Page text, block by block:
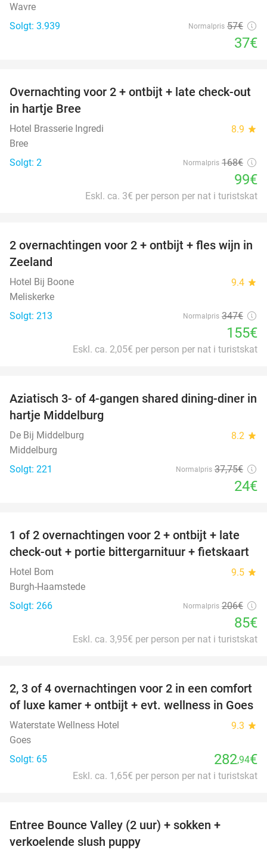
Wavre
Solgt: 3.939
Normalpris 57€
37€
41%
DAG
Overnachting voor 2 + ontbijt + late check-out
in hartje Bree
Hotel Brasserie Ingredi 8.9 star
Bree
Solgt: 2
Normalpris 168€
99€
Eskl. ca. 3€ per person per nat i turistskat
55%
2 overnachtingen voor 2 + ontbijt + fles wijn in
Zeeland
Hotel Bij Boone 9.4 star
Meliskerke
Solgt: 213
Normalpris 347€
155€
Eskl. ca. 2,05€ per person per nat i turistskat
36%
Aziatisch 3- of 4-gangen shared dining-diner in
hartje Middelburg
De Bij Middelburg 8.2 star
Middelburg
Solgt: 221
Normalpris 37,75€
24€
59%
1 of 2 overnachtingen voor 2 + ontbijt + late
check-out + portie bittergarnituur + fietskaart
Hotel Bom 9.5 star
Burgh-Haamstede
Solgt: 266
Normalpris 206€
85€
Eskl. ca. 3,95€ per person per nat i turistskat
2, 3 of 4 overnachtingen voor 2 in een comfort
of luxe kamer + ontbijt + evt. wellness in Goes
Waterstate Wellness Hotel 9.3 star
Goes
Solgt: 65
282,94€
Eskl. ca. 1,65€ per person per nat i turistskat
Entree Bounce Valley (2 uur) + sokken +
verkoelende slush puppy